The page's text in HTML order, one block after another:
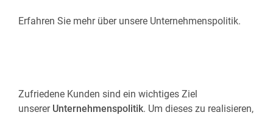
See- und Lufttransporte
Zollabwicklung
Erfahren Sie mehr über unsere Unternehmenspolitik.
Zufriedene Kunden sind ein wichtiges Ziel
unserer Unternehmenspolitik. Um dieses zu realisieren,